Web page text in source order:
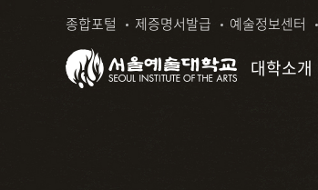
종합포털 제증명서발급 예술정보센터
대학소개